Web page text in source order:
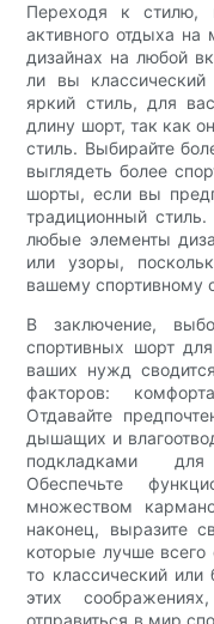
Переходя к стилю,
активного отдыха
дизайнах на любой
ли вы
яркий стиль, для
длину шорт, так как
стиль. Выбирайте
выглядеть более
шорты, если вы
традиционный
любые элементы
или узоры,
вашему спортивному
В заключение,
спортивных шорт
ваших нужд
факторов:
Отдавайте
дышащих и
подкладками для
Обеспечьте
множеством
наконец, выразите
которые лучше всего
то классический
этих